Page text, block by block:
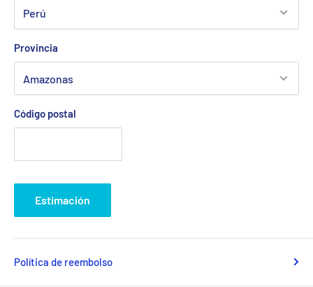
Provincia
Código postal
Estimación
Política de reembolso